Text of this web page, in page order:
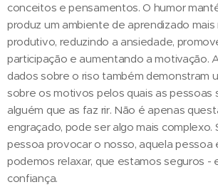
conceitos e pensamentos. O humor
produz um ambiente de aprendizado mais
produtivo, reduzindo a ansiedade,
participação e aumentando a motivação.
dados sobre o riso também demonstram
sobre os motivos pelos quais as pessoas
alguém que as faz rir. Não é apenas
engraçado, pode ser algo mais complexo.
pessoa provocar o nosso, aquela pessoa
podemos relaxar, que estamos seguros -
confiança.